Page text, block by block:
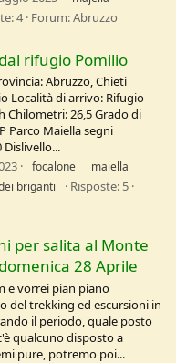
4 Forum:Abruzzo
rifugio Pomilio
Abruzzo, Chieti
Località di arrivo: Rifugio
Chilometri: 26,5 Grado di
Parco Maiella segni
Dislivello...
focalone
maiella
briganti
Risposte: 5
per salita al Monte
28 Aprile
e vorrei pian piano
del trekking ed escursioni in
il periodo, quale posto
qualcuno disposto a
pure, potremo poi...